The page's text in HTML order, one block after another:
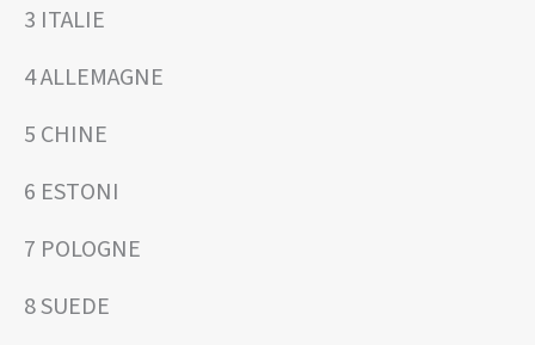
3 ITALIE
4 ALLEMAGNE
5 CHINE
6 ESTONI
7 POLOGNE
8 SUEDE